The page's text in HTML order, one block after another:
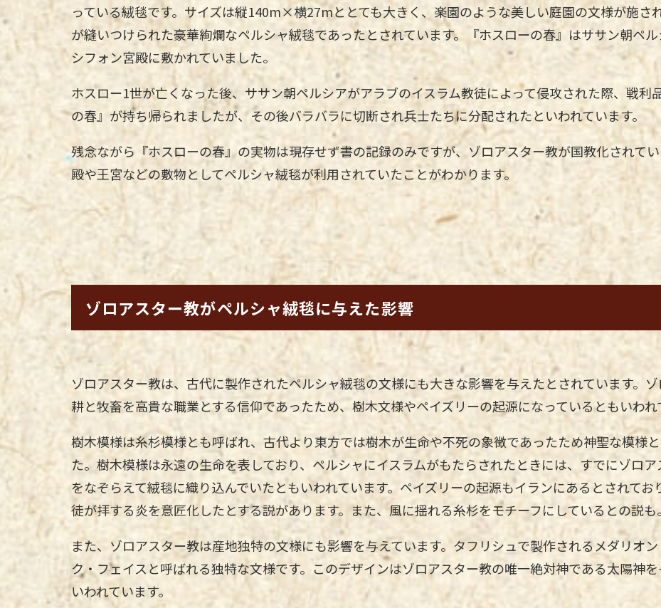
っている絨毯です。サイズは縦140m×横27mととても大きく、楽園のような美しい庭園の文様が施さ
が縫いつけられた豪華絢爛なペルシャ絨毯であったとされています。『ホスローの春』はササン朝ペ
シフォン宮殿に敷かれていました。
ホスロー1世が亡くなった後、ササン朝ペルシアがアラブのイスラム教徒によって侵攻された際、戦利
の春』が持ち帰られましたが、その後バラバラに切断され兵士たちに分配されたといわれています。
残念ながら『ホスローの春』の実物は現存せず書の記録のみですが、ゾロアスター教が国教化されて
殿や王宮などの敷物としてペルシャ絨毯が利用されていたことがわかります。
ゾロアスター教がペルシャ絨毯に与えた影響
ゾロアスター教は、古代に製作されたペルシャ絨毯の文様にも大きな影響を与えたとされています。
耕と牧畜を高貴な職業とする信仰であったため、樹木文様やペイズリーの起源になっているともいわれ
樹木模様は糸杉模様とも呼ばれ、古代より東方では樹木が生命や不死の象徴であったため神聖な模様
た。樹木模様は永遠の生命を表しており、ペルシャにイスラムがもたらされたときには、すでにゾロ
をなぞらえて絨毯に織り込んでいたともいわれています。ペイズリーの起源もイランにあるとされてお
徒が拝する炎を意匠化したとする説があります。また、風に揺れる糸杉をモチーフにしているとの説も。
また、ゾロアスター教は産地独特の文様にも影響を与えています。タフリシュで製作されるメダリオ
ク・フェイスと呼ばれる独特な文様です。このデザインはゾロアスター教の唯一絶対神である太陽神
いわれています。